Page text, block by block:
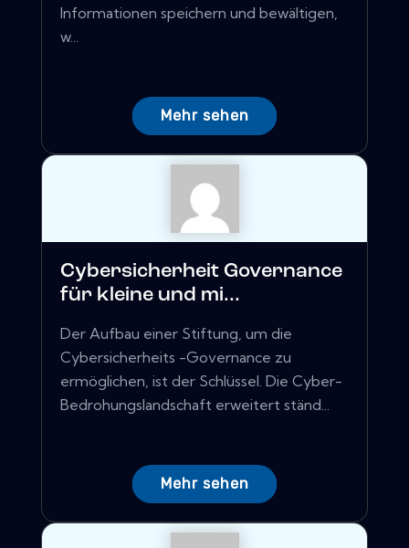
Informationen speichern und bewältigen,
w...
Mehr sehen
Cybersicherheit Governance
für kleine und mi...
Der Aufbau einer Stiftung, um die
Cybersicherheits -Governance zu
ermöglichen, ist der Schlüssel. Die Cyber-
Bedrohungslandschaft erweitert ständ...
Mehr sehen